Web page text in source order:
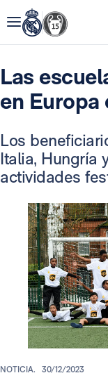
Las
en Europa
Los
Italia, Hungría
actividades
NOTICIA. 30/12/2023